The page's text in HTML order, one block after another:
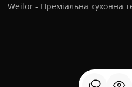
Weilor - Преміальна кухонна